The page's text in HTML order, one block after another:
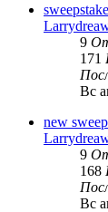
9
171
Вс
new
9
168
Вс